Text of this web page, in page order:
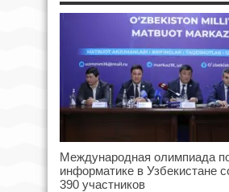
Международная олимпиада
информатике в Узбекистане
390 участников